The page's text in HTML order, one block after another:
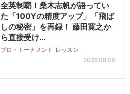
全英制覇！桑木志帆が語ってい
た「100Yの精度アップ」「飛ば
しの秘密」を再録！ 藤田寛之か
ら直接受け…
プロ・トーナメント レッスン
2026.08.06